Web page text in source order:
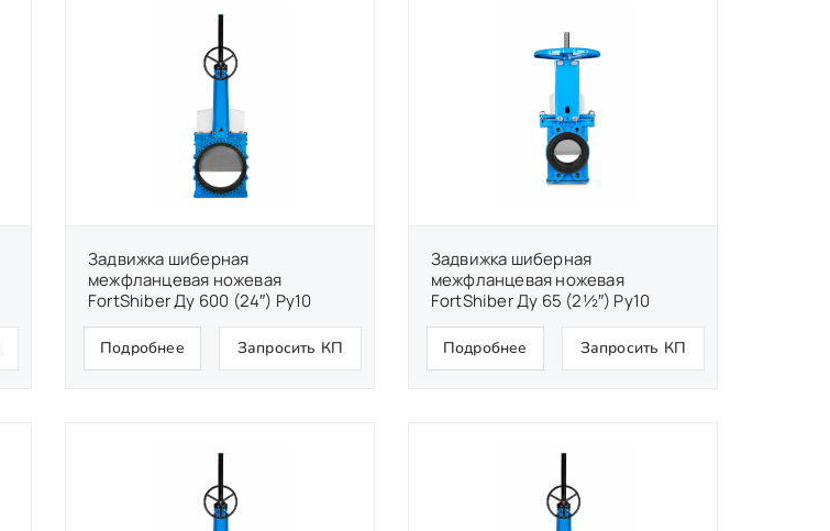
Задвижка шиберная
межфланцевая ножевая
FortShiber Ду 600 (24″) Ру10
Подробнее Запросить КП
Задвижка шиберная
межфланцевая ножевая
FortShiber Ду 65 (2½″) Ру10
Подробнее Запросить КП